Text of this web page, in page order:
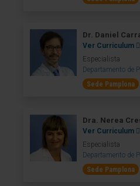
Dr. Daniel
Ver Curriculum
Especialista
Departamento de
Sede Pamplona
Dra. Nerea
Ver Curriculum
Especialista
Departamento de
Sede Pamplona